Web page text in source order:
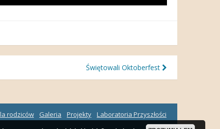
Świętowali Oktoberfest
rodziców Galeria Projekty
Laboratoria Przyszłości